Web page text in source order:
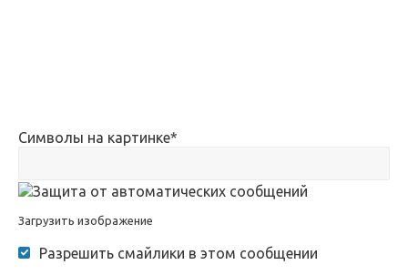
Символы на картинке*
Загрузить изображение
Разрешить смайлики в этом сообщении